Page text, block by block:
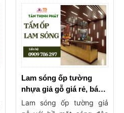
Lam sóng ốp tường
nhựa giả gỗ giá rẻ, báo
giá lam ốp tường, trần
Lam sóng ốp tường giả